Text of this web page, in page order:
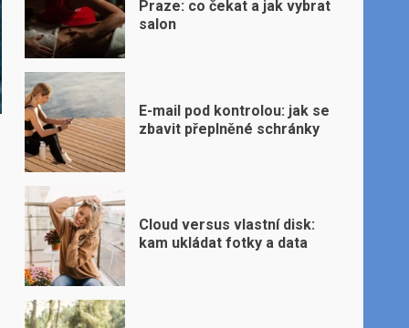
Praze: co čekat a jak vybrat
salon
E-mail pod kontrolou: jak se
zbavit přeplněné schránky
Cloud versus vlastní disk:
kam ukládat fotky a data